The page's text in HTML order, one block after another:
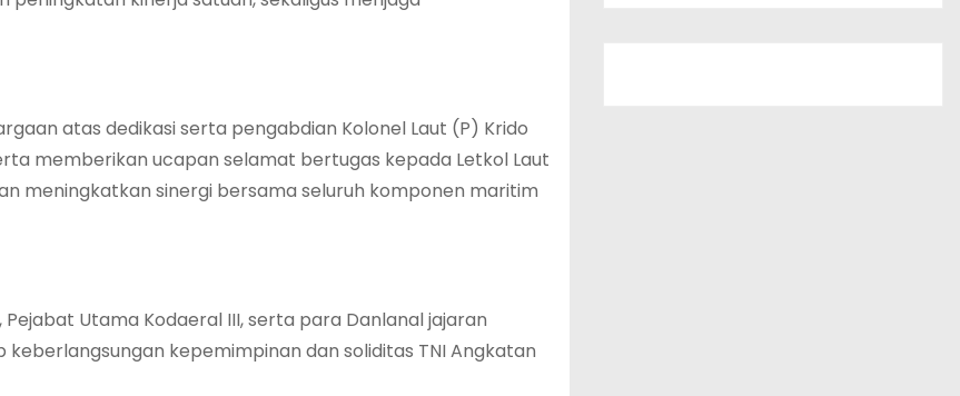
atas dedikasi serta pengabdian Kolonel Laut (P) Krido
memberikan ucapan selamat bertugas kepada Letkol Laut
meningkatkan sinergi bersama seluruh komponen maritim
Utama Kodaeral III, serta para Danlanal jajaran
kepemimpinan dan soliditas TNI Angkatan